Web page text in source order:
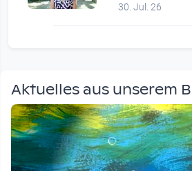
30. Jul. 26
Aktuelles aus unserem